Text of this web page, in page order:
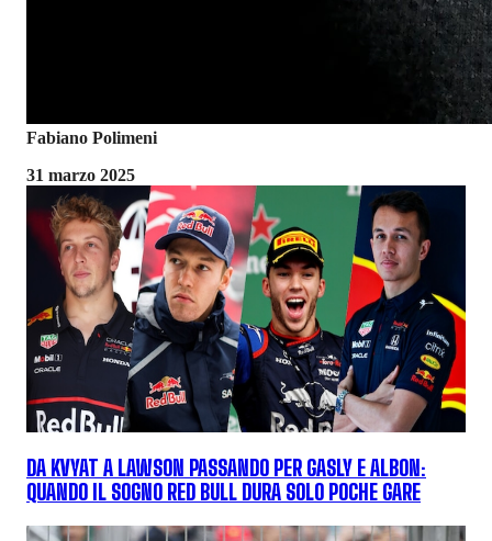
Fabiano Polimeni
31 marzo 2025
DA KVYAT A LAWSON PASSANDO PER GASLY E ALBON:
QUANDO IL SOGNO RED BULL DURA SOLO POCHE GARE